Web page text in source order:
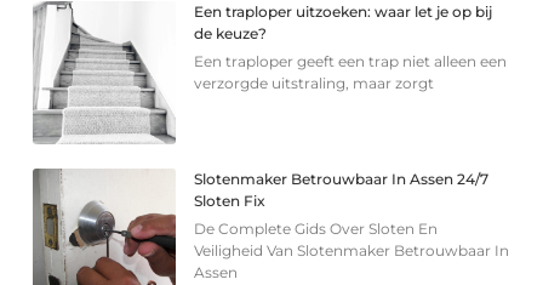
Een traploper uitzoeken: waar let je op bij
de keuze?
Een traploper geeft een trap niet alleen een
verzorgde uitstraling, maar zorgt
Slotenmaker Betrouwbaar In Assen 24/7
Sloten Fix
De Complete Gids Over Sloten En
Veiligheid Van Slotenmaker Betrouwbaar In
Assen